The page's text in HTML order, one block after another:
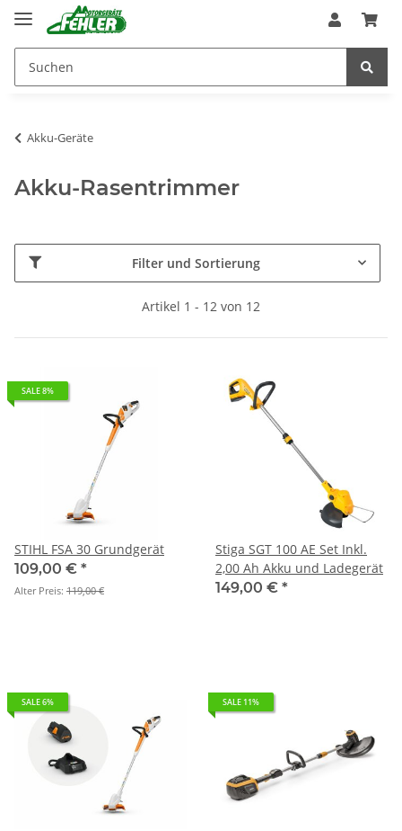
Akku-Geräte
Akku-Rasentrimmer
Filter und Sortierung
Artikel 1 - 12 von 12
SALE 8%
STIHL FSA 30 Grundgerät
109,00 € *
Alter Preis: 119,00 €
Stiga SGT 100 AE Set Inkl.
2,00 Ah Akku und Ladegerät
149,00 € *
SALE 6% SALE 11%